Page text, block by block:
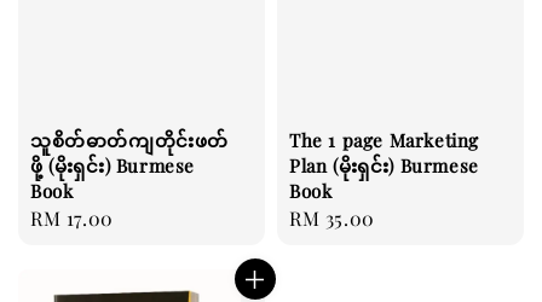
သူစိတ်ဓာတ်ကျတိုင်းဖတ်
ဖို့ (မိုးရှင်း) Burmese
Book
Regular
RM 17.00
The 1 page Marketing
Plan (မိုးရှင်း) Burmese
Book
Regular
RM 35.00